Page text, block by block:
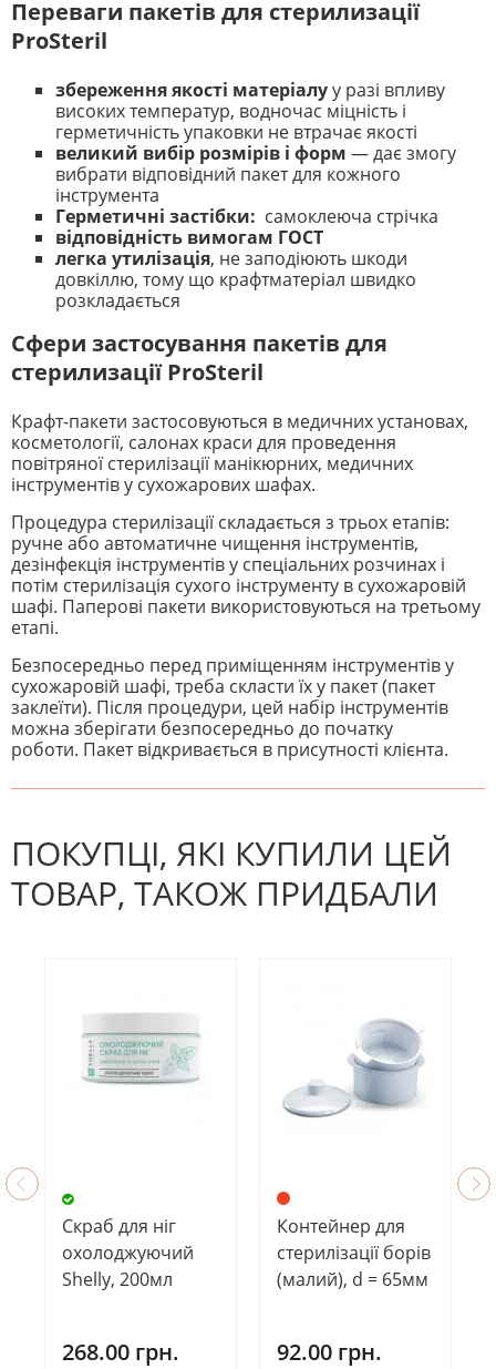
Переваги пакетів для стерилизації
ProSteril
збереження якості матеріалуу разі впливу
високих температур, водночас міцність і
герметичність упаковки не втрачає якості
великий вибір розмірів і форм — дає змогу
вибрати відповідний пакет для кожного
інструмента
Герметичні застібки: самоклеюча стрічка
відповідність вимогам ГОСТ
легка утилізація, не заподіюють шкоди
довкіллю, тому що крафтматеріал швидко
розкладається
Сфери застосування пакетів для
стерилизації ProSteril
Крафт-пакети застосовуються в медичних установах,
косметології, салонах краси для проведення
повітряної стерилізації манікюрних, медичних
інструментів у сухожарових шафах.
Процедура стерилізації складається з трьох етапів:
ручне або автоматичне чищення інструментів,
дезінфекція інструментів у спеціальних розчинах і
потім стерилізація сухого інструменту в сухожаровій
шафі. Паперові пакети використовуються на третьому
етапі.
Безпосередньо перед приміщенням інструментів у
сухожаровій шафі, треба скласти їх у пакет (пакет
заклеїти). Після процедури, цей набір інструментів
можна зберігати безпосередньо до початку
роботи. Пакет відкривається в присутності клієнта.
На даний час немає відгуків. Ви
ПОКУПЦІ, ЯКІ КУПИЛИ ЦЕЙ
ТОВАР, ТАКОЖ ПРИДБАЛИ
Скраб для ніг
охолоджуючий
Shelly, 200мл
268.00 грн.
Контейнер для
стерилізації борів
(малий), d = 65мм
92.00 грн.